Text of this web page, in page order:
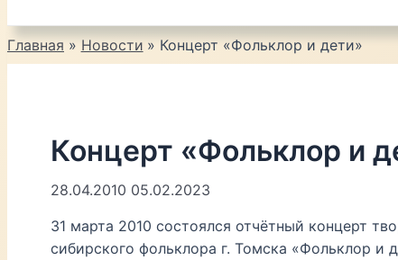
Главная Новости Концерт «Фольклор и дети»
Концерт «Фольклор и
28.04.2010 05.02.2023
31 марта 2010 состоялся отчётный концерт
сибирского фольклора г. Томска «Фольклор и